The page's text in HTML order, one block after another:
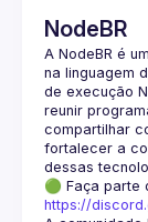
NodeBR
A NodeBR é
na linguagem
de execução
reunir
compartilhar
fortalecer a
🟢 Faça parte
https://